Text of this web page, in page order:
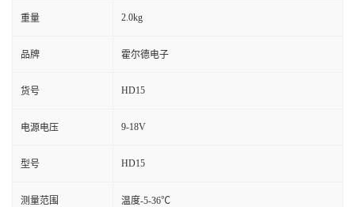
重量 2.0kg
品牌 霍尔德电子
货号 HD15
电源电压 9-18V
型号 HD15
测量范围 温度-5-36℃